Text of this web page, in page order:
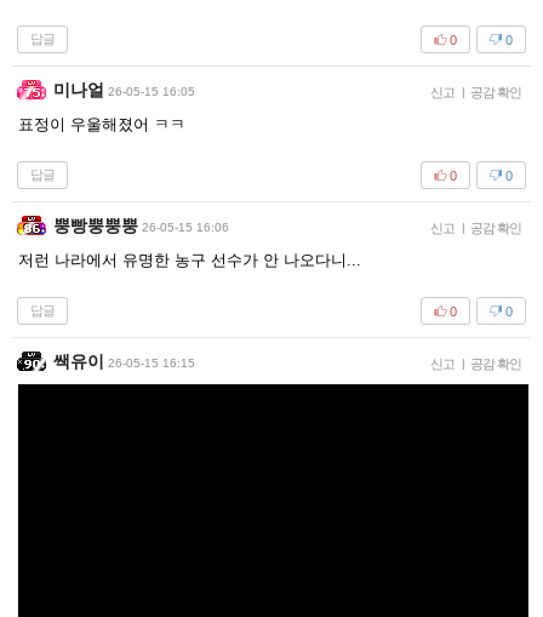
답글 0
0
미나얼 26-05-15 16:05 신고 공감 확인
표정이 우울해졌어 ㅋㅋ
답글 0
0
뿡빵뿡뿡뿡 26-05-15 16:06 신고 공감 확인
저런 나라에서 유명한 농구 선수가 안 나오다니...
답글 0
0
쌕유이 26-05-15 16:15 신고 공감 확인